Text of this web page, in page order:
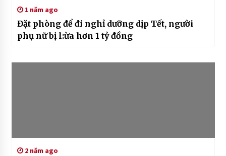
1 năm ago
Đặt phòng để đi nghỉ dưỡng dịp Tết, người
phụ nữ bị l:ừa hơn 1 tỷ đồng
2 năm ago